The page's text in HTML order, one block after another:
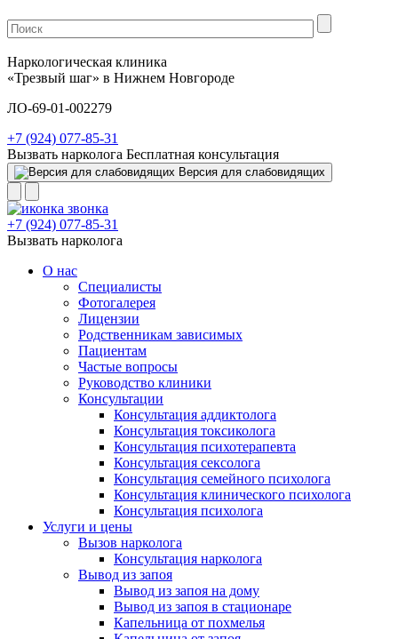
Наркологическая клиника
«Трезвый шаг» в Нижнем Новгороде
ЛО-69-01-002279
+7 (924) 077-85-31
Вызвать нарколога Бесплатная консультация
Версия для слабовидящих
+7 (924) 077-85-31
Вызвать нарколога
О нас
Специалисты
Фотогалерея
Лицензии
Родственникам зависимых
Пациентам
Частые вопросы
Руководство клиники
Консультации
Консультация аддиктолога
Консультация токсиколога
Консультация психотерапевта
Консультация сексолога
Консультация семейного психолога
Консультация клинического психолога
Консультация психолога
Услуги и цены
Вызов нарколога
Консультация нарколога
Вывод из запоя
Вывод из запоя на дому
Вывод из запоя в стационаре
Капельница от похмелья